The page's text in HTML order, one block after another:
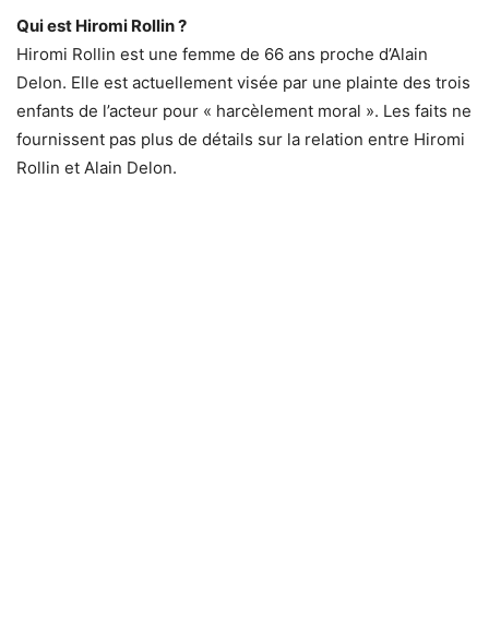
Qui est Hiromi Rollin ?
Hiromi Rollin est une femme de 66 ans proche d’Alain
Delon. Elle est actuellement visée par une plainte des trois
enfants de l’acteur pour « harcèlement moral ». Les faits ne
fournissent pas plus de détails sur la relation entre Hiromi
Rollin et Alain Delon.